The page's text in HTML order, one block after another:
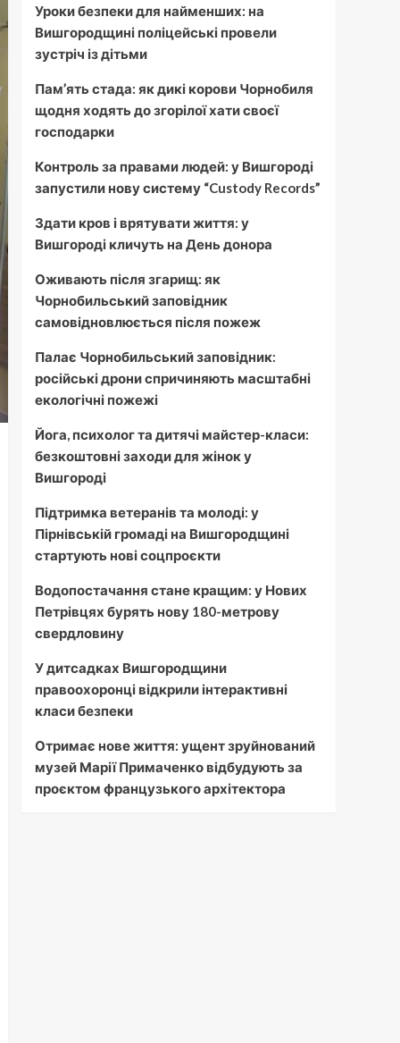
Уроки безпеки для найменших: на
Вишгородщині поліцейські провели
зустріч із дітьми
Пам’ять стада: як дикі корови Чорнобиля
щодня ходять до згорілої хати своєї
господарки
Контроль за правами людей: у Вишгороді
запустили нову систему “Custody Records”
Здати кров і врятувати життя: у
Вишгороді кличуть на День донора
Оживають після згарищ: як
Чорнобильський заповідник
самовідновлюється після пожеж
Палає Чорнобильський заповідник:
російські дрони спричиняють масштабні
екологічні пожежі
Йога, психолог та дитячі майстер-класи:
безкоштовні заходи для жінок у
Вишгороді
Підтримка ветеранів та молоді: у
Пірнівській громаді на Вишгородщині
стартують нові соцпроєкти
Водопостачання стане кращим: у Нових
Петрівцях бурять нову 180-метрову
свердловину
У дитсадках Вишгородщини
правоохоронці відкрили інтерактивні
класи безпеки
Отримає нове життя: ущент зруйнований
музей Марії Примаченко відбудують за
проєктом французького архітектора